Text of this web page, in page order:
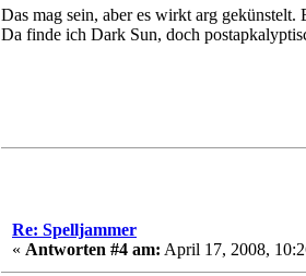
Das mag sein, aber es wirkt arg gekünstelt.
Da finde ich Dark Sun, doch
Re: Spelljammer
« Antworten #4 am: April 17, 2008,